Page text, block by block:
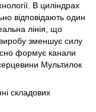
В циліндрах
відповідають один
лінія, що
виробу зменшує силу
формує канали
Мультилок
складових